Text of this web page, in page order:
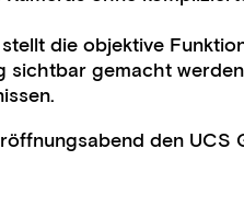
die objektive
sichtbar gemacht
den